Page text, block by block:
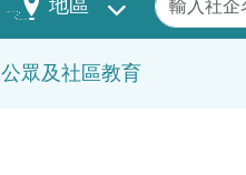
地區
公眾及社區教育